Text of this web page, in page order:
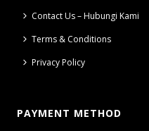
Contact Us – Hubungi Kami
Terms & Conditions
Privacy Policy
PAYMENT METHOD